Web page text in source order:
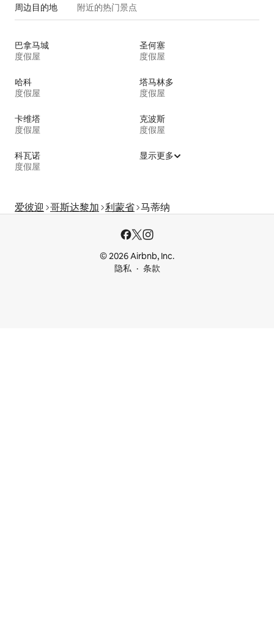
周边目的地 附近的热门景点
巴拿马城
度假屋
圣何塞
度假屋
哈科
度假屋
塔马林多
度假屋
卡维塔
度假屋
克波斯
度假屋
科瓦诺
度假屋
显示更多
爱彼迎 哥斯达黎加 利蒙省 马蒂纳
© 2026 Airbnb, Inc.
隐私
条款